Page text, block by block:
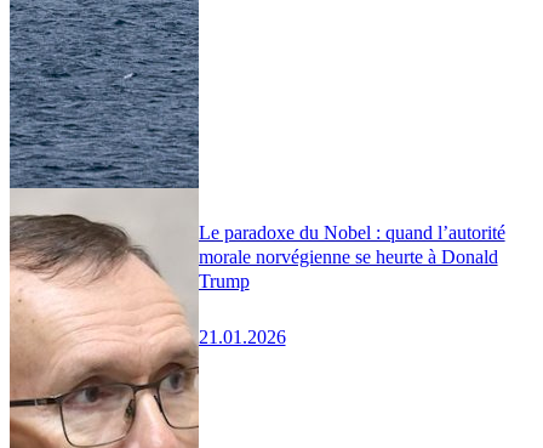
Le paradoxe du Nobel : quand l’autorité
morale norvégienne se heurte à Donald
Trump
21.01.2026